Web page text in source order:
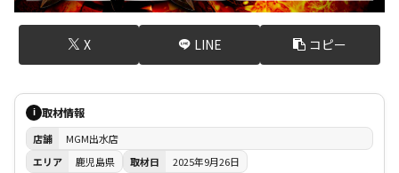
X LINE コピー
i 取材情報
店舗
MGM出水店
エリア
鹿児島県 取材日
2025年9月26日